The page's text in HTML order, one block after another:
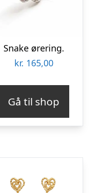
Snake ørering.
kr. 165,00
Gå til shop